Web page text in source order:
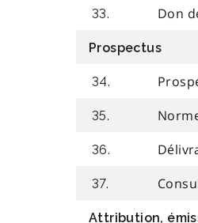
33. Don
Prospectus
34.
35.
36.
37.
Attribution,